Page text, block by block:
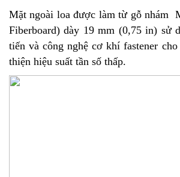
Mặt ngoài loa được làm từ gỗ nhám
Fiberboard) dày 19 mm (0,75 in) sử
tiến và công nghệ cơ khí fastener
thiện hiệu suất tần số thấp.